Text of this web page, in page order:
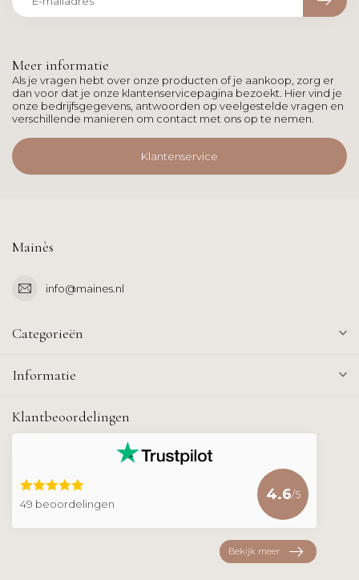
Meer informatie
Als je vragen hebt over onze producten of je aankoop, zorg er
dan voor dat je onze klantenservicepagina bezoekt. Hier vind je
onze bedrijfsgegevens, antwoorden op veelgestelde vragen en
verschillende manieren om contact met ons op te nemen.
Klantenservice
Mainès
info@maines.nl
Categorieën
Informatie
Klantbeoordelingen
49 beoordelingen
4.6/5
Bekijk meer